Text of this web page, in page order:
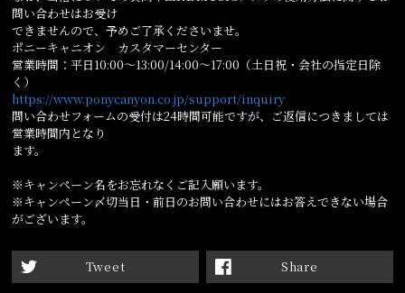
問い合わせはお受け
できませんので、予めご了承くださいませ。
ポニーキャニオン カスタマーセンター
営業時間：平日10:00～13:00/14:00～17:00（土日祝・会社の指定日除
く）
https://www.ponycanyon.co.jp/support/inquiry
問い合わせフォームの受付は24時間可能ですが、ご返信につきましては
営業時間内となり
ます。
※キャンペーン名をお忘れなくご記入願います。
※キャンペーン〆切当日・前日のお問い合わせにはお答えできない場合
がございます。
Tweet Share